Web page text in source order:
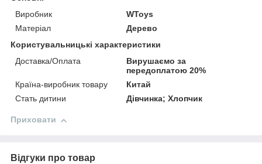
Виробник
WToys
Матеріал
Дерево
Користувальницькі характеристики
Доставка/Оплата
Вирушаємо за
передоплатою 20%
Країна-виробник товару
Китай
Стать дитини
Дівчинка; Хлопчик
Приховати
Відгуки про товар